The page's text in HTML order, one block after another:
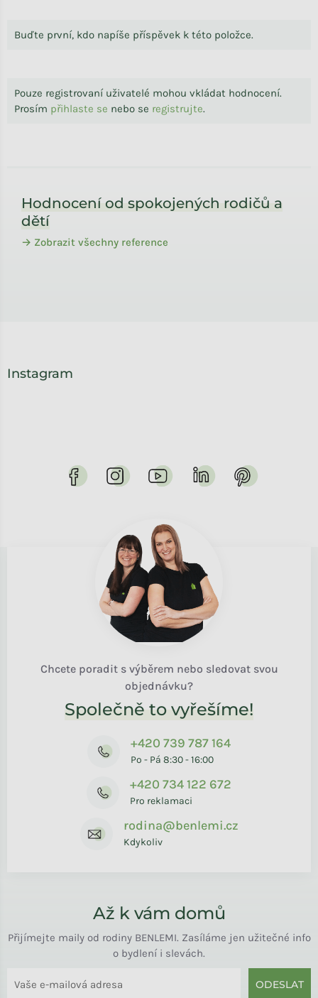
Buďte první, kdo napíše příspěvek k této položce.
Pouze registrovaní uživatelé mohou vkládat hodnocení.
Prosím přihlaste se nebo se registrujte.
Hodnocení od spokojených rodičů a
dětí
→ Zobrazit všechny reference
Instagram
Chcete poradit s výběrem nebo sledovat svou
objednávku?
Společně to vyřešíme!
+420 739 787 164
Po - Pá 8:30 - 16:00
+420 734 122 672
Pro reklamaci
rodina@benlemi.cz
Kdykoliv
Až k vám domů
Přijímejte maily od rodiny BENLEMI. Zasíláme jen užitečné info
o bydlení i slevách.
ODESLAT